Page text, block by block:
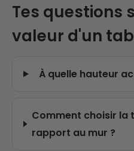
Tes questions
valeur d'un
À quelle hauteur
Comment choisir la
rapport au mur ?